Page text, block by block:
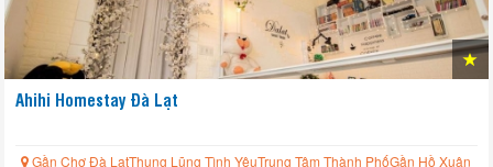
Ahihi Homestay Đà Lạt
Gần Chợ Đà LạtThung Lũng Tình YêuTrung Tâm Thành PhốGần Hồ Xuân